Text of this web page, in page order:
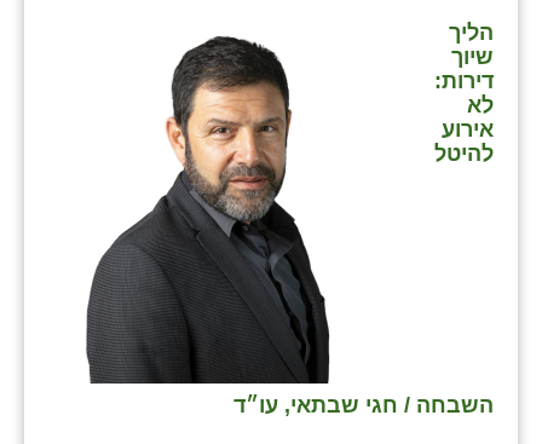
הליך
שיוך
דירות:
לא
אירוע
להיטל
השבחה / חגי שבתאי, עו״ד
כפר אביב
כפר ביאליק
כפר הרי״ף
כפר מישר
מגשימים